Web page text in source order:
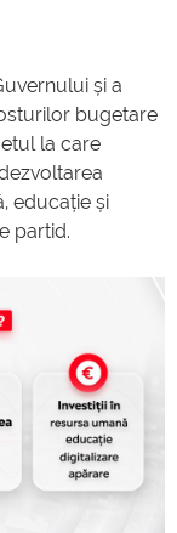
și a
bugetare
la care
educație și
partid.